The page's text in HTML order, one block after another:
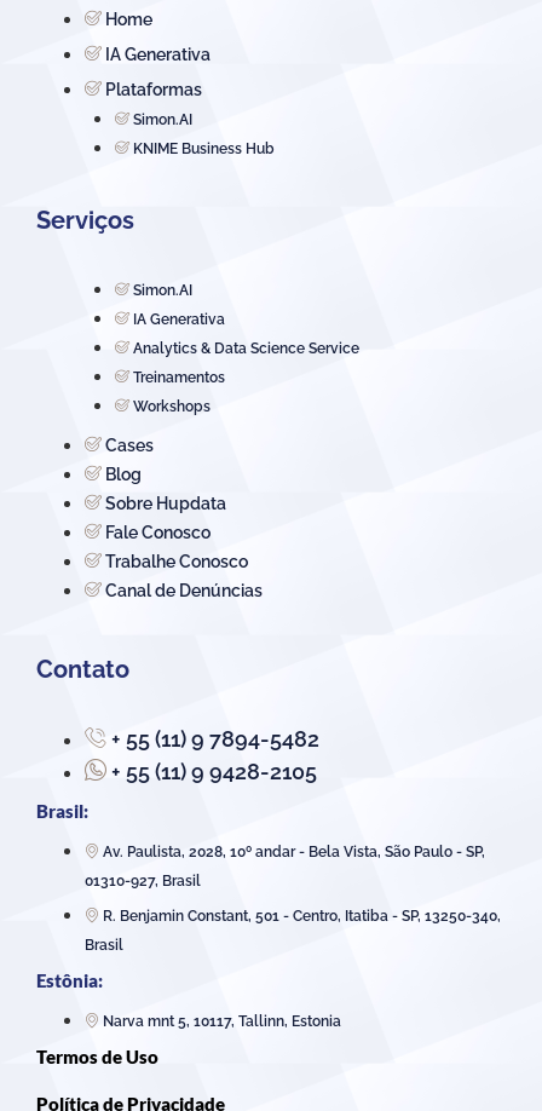
Home
IA Generativa
Plataformas
Simon.AI
KNIME Business Hub
Serviços
Simon.AI
IA Generativa
Analytics & Data Science Service
Treinamentos
Workshops
Cases
Blog
Sobre Hupdata
Fale Conosco
Trabalhe Conosco
Canal de Denúncias
Contato
+ 55 (11) 9 7894-5482
+ 55 (11) 9 9428-2105
Brasil:
Av. Paulista, 2028, 10º andar - Bela Vista, São Paulo - SP,
01310-927, Brasil
R. Benjamin Constant, 501 - Centro, Itatiba - SP, 13250-340,
Brasil
Estônia:
Narva mnt 5, 10117, Tallinn, Estonia
Termos de Uso
Política de Privacidade